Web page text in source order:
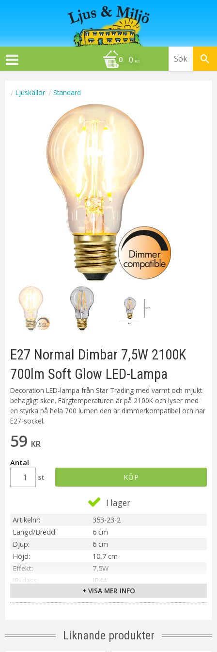
0 KR
Ljuskällor Standard
E27 Normal Dimbar 7,5W 2100K
700lm Soft Glow LED-Lampa
Decoration LED-lampa från Star Trading med varmt och mjukt
behagligt sken. Färgtemperaturen är på 2100K och lyser med
en styrka på hela 700 lumen den är dimmerkompatibel och har
E27-sockel.
59 KR
Antal
st
KÖP
I lager
Artikelnr
353-23-2
Längd/Bredd
6 cm
Djup
6 cm
Höjd
10,7 cm
Effekt
7,5W
IP-klass
IP44
LED
Sockel
E27
700 lm
ca.15000 tim
+ VISA MER INFO
Liknande produkter